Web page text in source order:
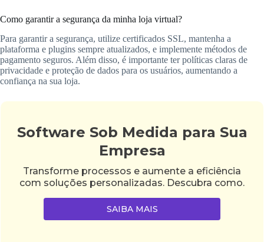
Como garantir a segurança da minha loja virtual?
Para garantir a segurança, utilize certificados SSL, mantenha a
plataforma e plugins sempre atualizados, e implemente métodos de
pagamento seguros. Além disso, é importante ter políticas claras de
privacidade e proteção de dados para os usuários, aumentando a
confiança na sua loja.
Software Sob Medida para Sua
Empresa
Transforme processos e aumente a eficiência
com soluções personalizadas. Descubra como.
SAIBA MAIS